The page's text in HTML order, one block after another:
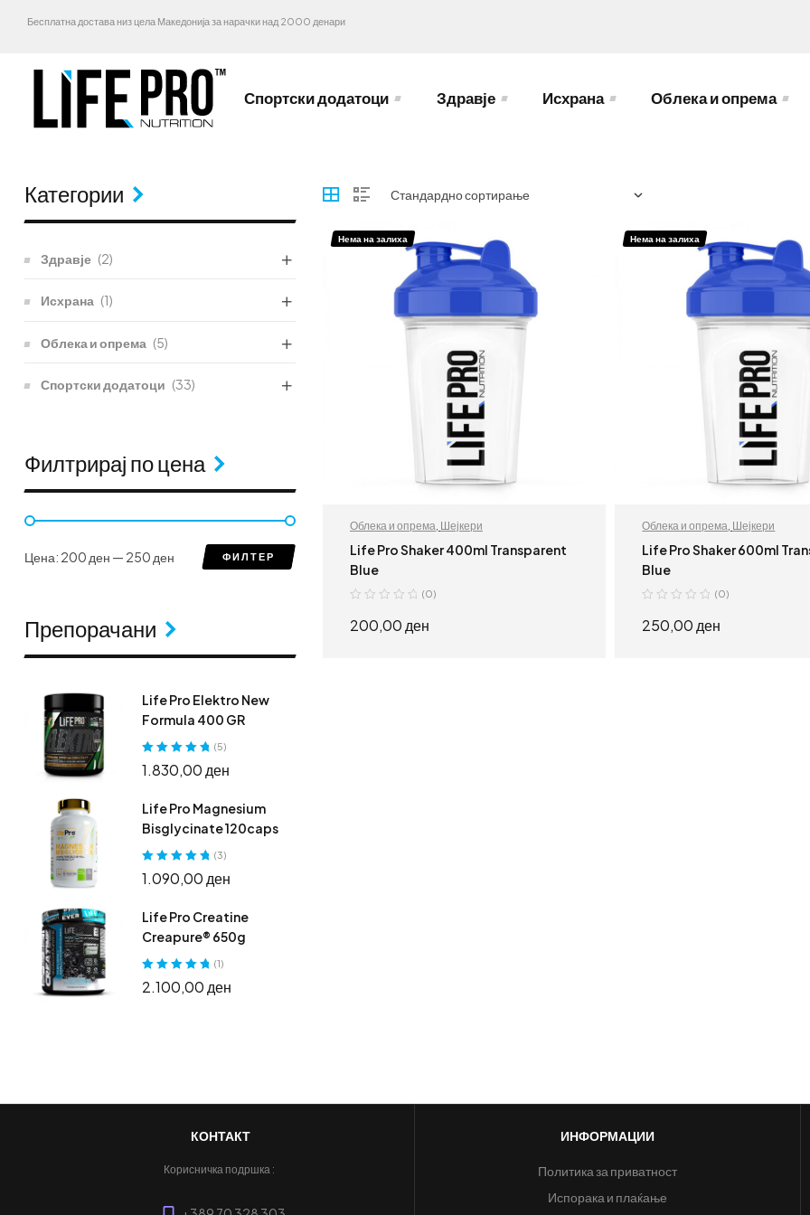
Бесплатна достава низ цела Македонија за нарачки над 2000 денари
Спортски додатоци Здравје Исхрана Облека и опрема
Нема на залиха
Облека и опрема, Шејкери
Life Pro Shaker 400ml Transparent
Blue
(0)
200,00 ден
Нема на залиха
Облека и опрема, Шејкери
Life Pro Shaker 600ml
Blue
(0)
250,00 ден
Категории
Здравје (2)
Исхрана (1)
Облека и опрема (5)
Спортски додатоци (33)
Филтрирај по цена
ФИЛТЕР
Цена: 200 ден — 250 ден
Препорачани
Life Pro Elektro New
Formula 400 GR
Оценето
5.00
(5)
1.830,00ден
Life Pro Magnesium
Bisglycinate 120caps
Оценето
5.00
(3)
1.090,00ден
Life Pro Creatine
Creapure® 650g
Оценето
5.00
(1)
2.100,00ден
КОНТАКТ
Корисничка подршка :
ИНФОРМАЦИИ
Политика за приватност
Испорака и плаќање